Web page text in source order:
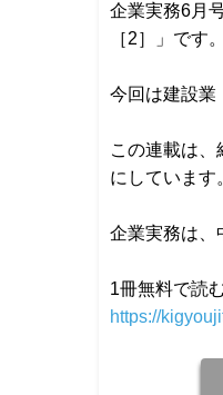
企業実務6月
［2］」です。
今回は建設業
この連載は
にしています
企業実務は、
1冊無料で読
https://